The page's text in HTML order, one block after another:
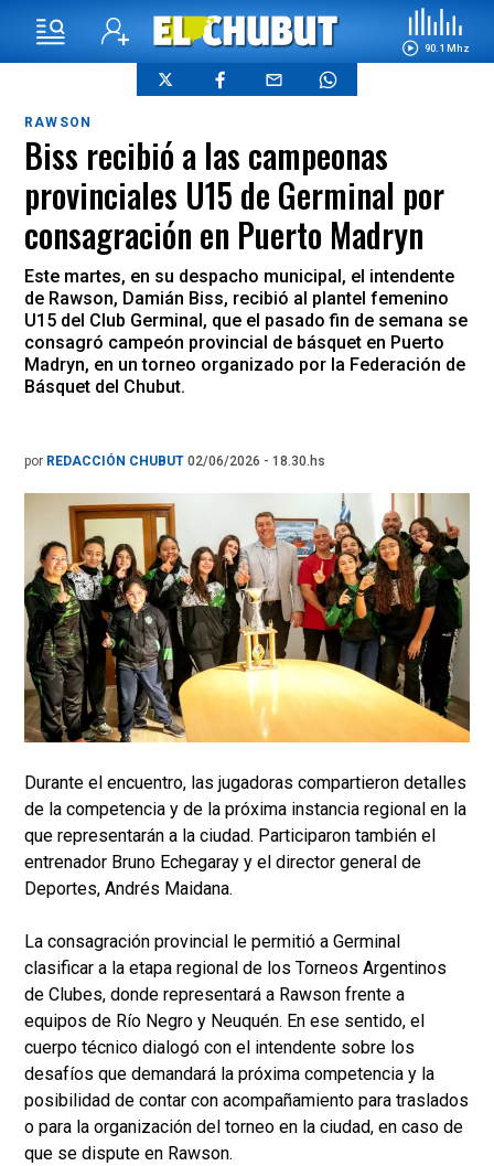
90.1 Mhz
RAWSON
Biss recibió a las campeonas
provinciales U15 de Germinal por
consagración en Puerto Madryn
Este martes, en su despacho municipal, el intendente
de Rawson, Damián Biss, recibió al plantel femenino
U15 del Club Germinal, que el pasado fin de semana se
consagró campeón provincial de básquet en Puerto
Madryn, en un torneo organizado por la Federación de
Básquet del Chubut.
por REDACCIÓN CHUBUT 02/06/2026 - 18.30.hs
Durante el encuentro, las jugadoras compartieron detalles
de la competencia y de la próxima instancia regional en la
que representarán a la ciudad. Participaron también el
entrenador Bruno Echegaray y el director general de
Deportes, Andrés Maidana.
La consagración provincial le permitió a Germinal
clasificar a la etapa regional de los Torneos Argentinos
de Clubes, donde representará a Rawson frente a
equipos de Río Negro y Neuquén. En ese sentido, el
cuerpo técnico dialogó con el intendente sobre los
desafíos que demandará la próxima competencia y la
posibilidad de contar con acompañamiento para traslados
o para la organización del torneo en la ciudad, en caso de
que se dispute en Rawson.